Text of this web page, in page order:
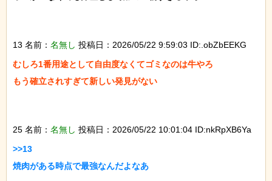
13 名前： 名無し 投稿日：2026/05/22 9:59:03 ID:.obZbEEKG
むしろ1番用途として自由度なくてゴミなのは牛やろ
もう確立されすぎて新しい発見がない
25 名前： 名無し 投稿日：2026/05/22 10:01:04 ID:nkRpXB6Ya
>>13
焼肉がある時点で最強なんだよなあ